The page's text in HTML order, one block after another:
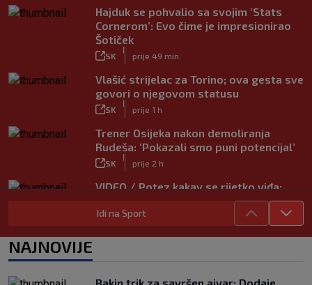
Hajduk se pohvalio sa svojim ‘Stats
Cornerom’: Evo čime je impresionirao
Šotiček
SK prije 49 min.
Vlašić strijelac za Torino; ova gesta sve
govori o njegovom statusu
SK prije 1 h
Trener Osijeka nakon demoliranja
Rudeša: ‘Pokazali smo puni potencijal’
SK prije 2 h
VIDEO / Potez kakav se rijetko viđa:
Kada pomoć nije stigla, na rukama je
iznio suigrača u bolovima
Idi na Sport
NAJNOVIJE